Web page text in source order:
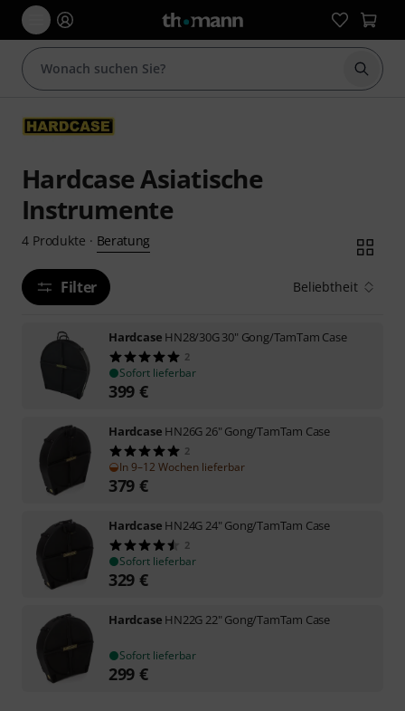
Suche
Hardcase Asiatische
Instrumente
4 Produkte · Beratung
Filter Beliebtheit
Hardcase HN28/30G 30" Gong/TamTam Case
2
Sofort lieferbar
399 €
Hardcase HN26G 26" Gong/TamTam Case
2
In 9–12 Wochen lieferbar
379 €
Hardcase HN24G 24" Gong/TamTam Case
2
Sofort lieferbar
329 €
Hardcase HN22G 22" Gong/TamTam Case
Sofort lieferbar
299 €